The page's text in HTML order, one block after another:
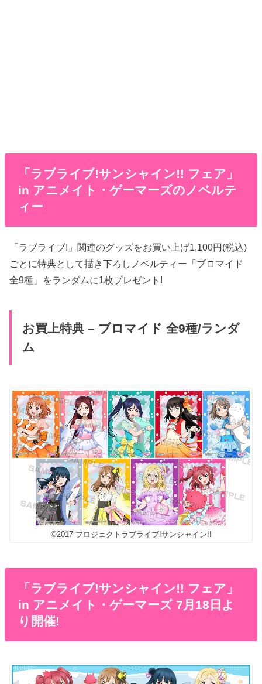
「ラブライブ!サンシャイン!! フェア」
in アニメイト・ゲーマーズのノベルテ
ィー
「ラブライブ!」関連のグッズをお買い上げ1,100円(税込)
ごとに特典として描き下ろしノベルティー「ブロマイド
全9種」をランダムに1枚プレゼント!
お買上特典 – ブロマイド 全9種/ランダ
ム
©2017 プロジェクトラブライブ!サンシャイン!!
「ラブライブ!サンシャイン!! フェア」
in アニメイト・ゲーマーズ 7月18日よ
り開催!